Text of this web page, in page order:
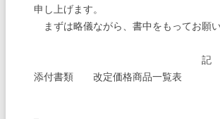
申し上げます。
まずは略儀ながら、書中をもってお願い
記
添付書類 改定価格商品一覧表
以